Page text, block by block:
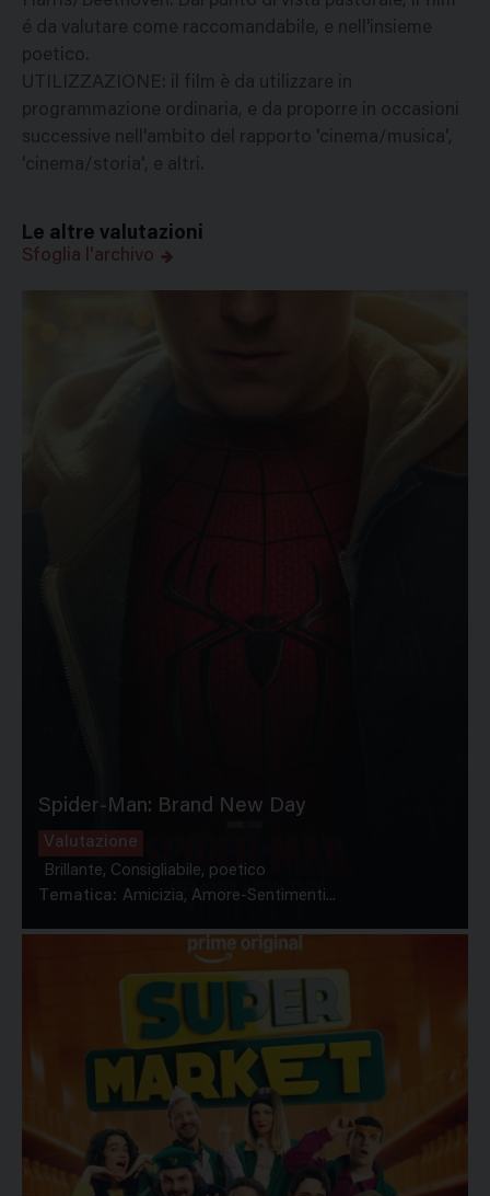
é da valutare come raccomandabile, e nell'insieme
poetico.
UTILIZZAZIONE: il film è da utilizzare in
programmazione ordinaria, e da proporre in occasioni
successive nell'ambito del rapporto 'cinema/musica',
'cinema/storia', e altri.
Le altre valutazioni
Sfoglia l'archivo
Spider-Man: Brand New Day
Valutazione
Brillante, Consigliabile, poetico
Tematica: Amicizia, Amore-Sentimenti...